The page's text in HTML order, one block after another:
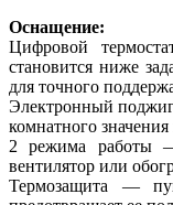
Оснащение:
Цифровой
становится ниже
для точного
Электронный
комнатного
2 режима работы
вентилятор или
Термозащита —